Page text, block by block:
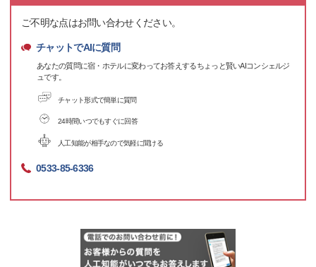
ご不明な点はお問い合わせください。
チャットでAIに質問
あなたの質問に宿・ホテルに変わってお答えするちょっと賢いAIコンシェルジ
ュです。
チャット形式で簡単に質問
24時間いつでもすぐに回答
人工知能が相手なので気軽に聞ける
0533-85-6336